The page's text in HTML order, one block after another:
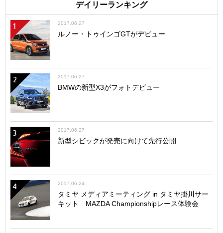
デイリーランキング
1 2017.06.27
ルノー・トゥインゴGTがデビュー
2 2017.06.27
BMWの新型X3がフォトデビュー
3 2017.06.27
新型シビックが発売に向けて先行公開
4 2017.06.24
タミヤ メディアミーティング in タミヤ掛川サー
キット MAZDA Championshipレース体験会